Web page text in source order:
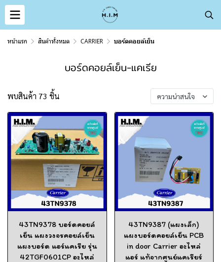
หน้าแรก สินค้าทั้งหมด CARRIER บอร์ดคอยล์เย็น
บอร์ดคอยล์เย็น-แคเรีย
พบสินค้า 73 ชิ้น ความน่าสนใจ
43TN9378 บอร์ดคอยล์
เย็น แผงวงจรคอยล์เย็น
แผงบอร์ด แอร์แคเรีย รุ่น
42TGF0601CP อะไหล่
43TN9387 (แผงเล็ก)
แผงบอร์ดคอยล์เย็น PCB
in door Carrier อะไหล่
แอร์ แท้จากศูนย์แคเรียร์